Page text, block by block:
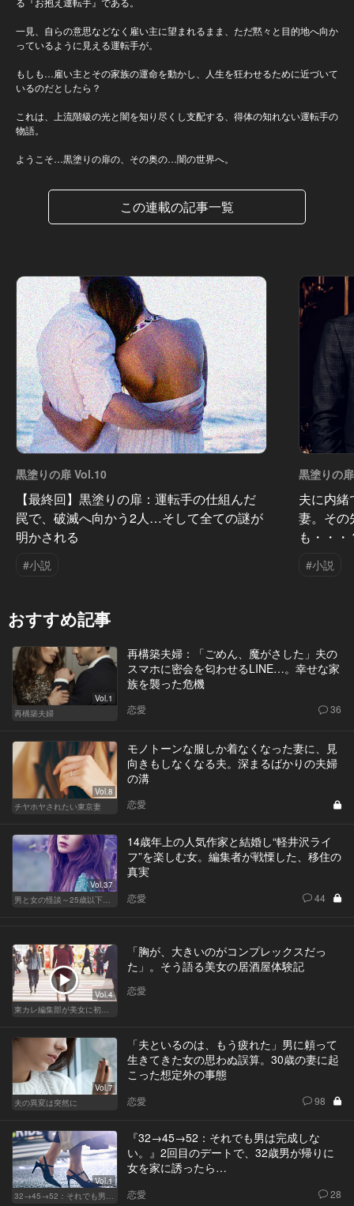
一見、自らの意思などなく雇い主に望まれるまま、ただ黙々と目的地へ向か
っているように見える運転手が。
もしも…雇い主とその家族の運命を動かし、人生を狂わせるために近づいて
いるのだとしたら？
これは、上流階級の光と闇を知り尽くし支配する、得体の知れない運転手の
物語。
ようこそ…黒塗りの扉の、その奥の…闇の世界へ。
この連載の記事一覧
黒塗りの扉 Vol.10
【最終回】黒塗りの扉：運転手の仕組んだ
罠で、破滅へ向かう2人…そして全ての謎が
明かされる
#小説
黒塗りの
夫に内
妻。その
も・・・
#小説
おすすめ記事
Vol.1
再構築夫婦
再構築夫婦：「ごめん、魔がさした」夫の
スマホに密会を匂わせるLINE…。幸せな家
族を襲った危機
恋愛 36
Vol.8
チヤホヤされたい東京妻
モノトーンな服しか着なくなった妻に、見
向きもしなくなる夫。深まるばかりの夫婦
の溝
恋愛
Vol.37
男と女の怪談～25歳以下閲覧禁止～
14歳年上の人気作家と結婚し“軽井沢ライ
フ”を楽しむ女。編集者が戦慄した、移住の
真実
恋愛 44
Vol.4
東カレ編集部が美女に初体験させてみた
「胸が、大きいのがコンプレックスだっ
た」。そう語る美女の居酒屋体験記
恋愛
Vol.7
夫の異変は突然に
「夫といるのは、もう疲れた」男に頼って
生きてきた女の思わぬ誤算。30歳の妻に起
こった想定外の事態
恋愛 98
Vol.1
32→45→52：それでも男は完成しない。
『32→45→52：それでも男は完成しな
い。』2回目のデートで、32歳男が帰りに
女を家に誘ったら…
恋愛 28